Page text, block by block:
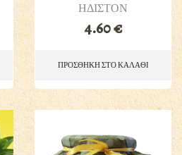
ΗΔΙΣΤΟΝ
4.60€
ΠΡΟΣΘΗΚΗ ΣΤΟ ΚΑΛΑΘΙ